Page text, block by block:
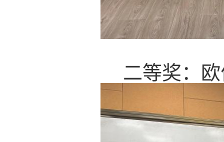
二等奖：